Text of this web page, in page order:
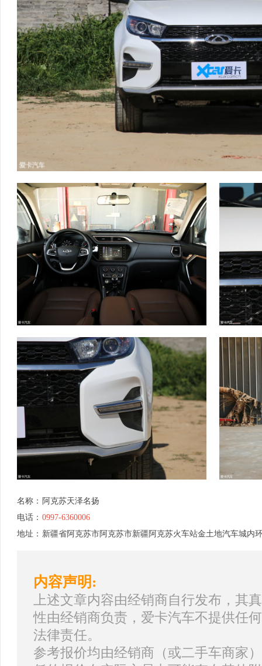
名称： 阿克苏天泽名扬
电话： 0997-6360006
地址： 新疆省阿克苏市阿克苏市新疆阿克苏火车站金土地汽车城内
内容声明:
上述文章内容由经销商自行发布，其
性由经销商负责，爱卡汽车不提供任
法律责任。
参考报价均由经销商（或二手车商家